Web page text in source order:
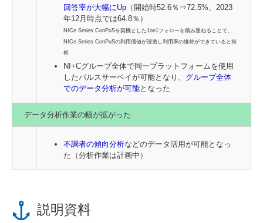
回答率が大幅にUp （開始時52.6％⇒72.5%、2023
年12月時点では64.8％）
NICe Series ConPuSを契機とした1on1フォローを積み重ねることで、
NICe Series ConPuSの利用価値が浸透し利用率の維持ができていると推
察
NI+Cグループ全体で同一プラットフォームを使用
したパルスサーベイが可能となり、 グループ全体
でのデータ分析が可能となった
データ分析作業の幅が拡がった
不調者の傾向分析などのデータ活用が可能となっ
た（分析作業は計画中）
説明資料